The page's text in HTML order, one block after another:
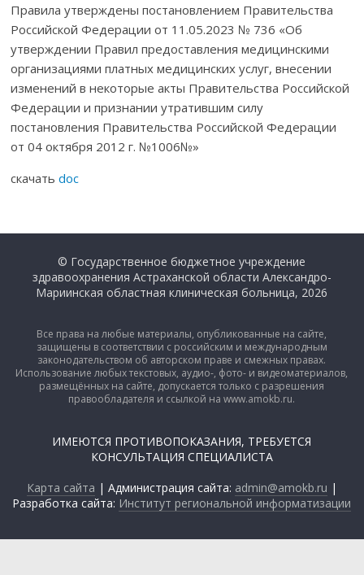
Правила утверждены постановлением Правительства
Российской Федерации от 11.05.2023 № 736 «Об
утверждении Правил предоставления медицинскими
организациями платных медицинских услуг, внесении
изменений в некоторые акты Правительства Российской
Федерации и признании утратившим силу
постановления Правительства Российской Федерации
от 04 октября 2012 г. №1006№»
скачатьdoc
© Государственное бюджетное учреждение
здравоохранения Астраханской области Александро-
Мариинская областная клиническая больница, 2026
Все права на любые материалы, опубликованные на сайте,
защищены в соответствии с российским и международным
законодательством об авторском праве и смежных правах.
Использование любых текстовых, аудио-, фото- и видеоматериалов,
размещённых на сайте, допускается только с разрешения
правообладателя и ссылкой на www.amokb.ru.
ИМЕЮТСЯ ПРОТИВОПОКАЗАНИЯ, ТРЕБУЕТСЯ
КОНСУЛЬТАЦИЯ СПЕЦИАЛИСТА
Карта сайта | Администрация сайта: admin@amokb.ru |
Разработка сайта: Институт региональной информатизации